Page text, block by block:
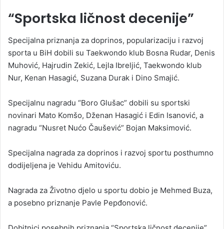
“Sportska ličnost decenije”
Specijalna priznanja za doprinos, popularizaciju i razvoj
sporta u BiH dobili su Taekwondo klub Bosna Rudar, Denis
Muhović, Hajrudin Zekić, Lejla Ibreljić, Taekwondo klub
Nur, Kenan Hasagić, Suzana Durak i Dino Smajić.
Specijalnu nagradu “Boro Glušac” dobili su sportski
novinari Mato Komšo, Dženan Hasagić i Edin Isanović, a
nagradu “Nusret Nućo Čaušević” Bojan Maksimović.
Specijalna nagrada za doprinos i razvoj sportu posthumno
dodijeljena je Vehidu Amitoviću.
Nagrada za Životno djelo u sportu dobio je Mehmed Buza,
a posebno priznanje Pavle Pepđonović.